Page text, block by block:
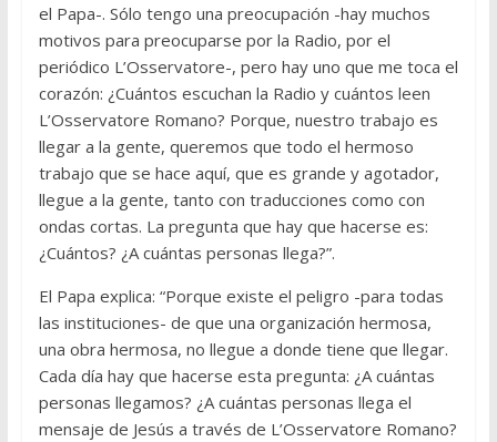
el Papa-. Sólo tengo una preocupación -hay muchos
motivos para preocuparse por la Radio, por el
periódico L’Osservatore-, pero hay uno que me toca el
corazón: ¿Cuántos escuchan la Radio y cuántos leen
L’Osservatore Romano? Porque, nuestro trabajo es
llegar a la gente, queremos que todo el hermoso
trabajo que se hace aquí, que es grande y agotador,
llegue a la gente, tanto con traducciones como con
ondas cortas. La pregunta que hay que hacerse es:
¿Cuántos? ¿A cuántas personas llega?”.
El Papa explica: “Porque existe el peligro -para todas
las instituciones- de que una organización hermosa,
una obra hermosa, no llegue a donde tiene que llegar.
Cada día hay que hacerse esta pregunta: ¿A cuántas
personas llegamos? ¿A cuántas personas llega el
mensaje de Jesús a través de L’Osservatore Romano?